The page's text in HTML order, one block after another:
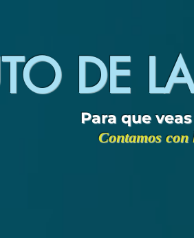
DE
Para que
Contamos